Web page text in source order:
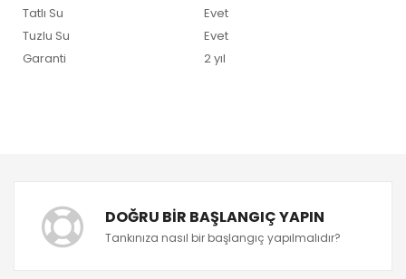
Tatlı Su
Evet
Tuzlu Su
Evet
Garanti
2 yıl
DOĞRU BIR BAŞLANGIÇ YAPIN
Tankınıza nasıl bir başlangıç yapılmalıdır?